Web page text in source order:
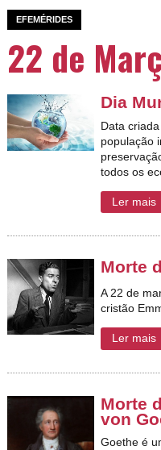
EFEMÉRIDES
22 de
Dia
Data
população
todos os
Ler mais
Morte
A 22 de
cristão
Ler mais
Morte
von
Goethe é